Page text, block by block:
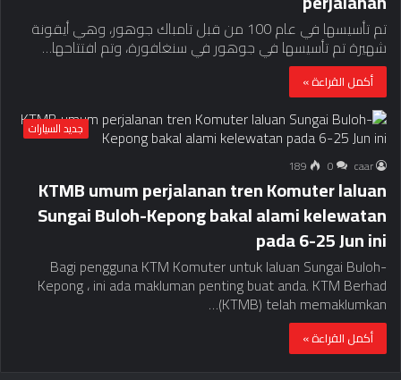
تم تأسيسها في عام 100 من قبل تامباك جوهور، وهي أيقونة
شهيرة تم تأسيسها في جوهور في سنغافورة، وتم افتتاحها…
أكمل القراءة »
جديد السيارات
caar
0
189
KTMB umum perjalanan tren Komuter laluan
Sungai Buloh-Kepong bakal alami kelewatan
pada 6-25 Jun ini
Bagi pengguna KTM Komuter untuk laluan Sungai Buloh-
Kepong ، ini ada makluman penting buat anda. KTM Berhad
(KTMB) telah memaklumkan…
أكمل القراءة »